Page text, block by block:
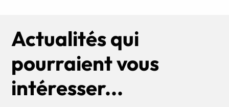
Actualités qui
pourraient vous
intéresser...